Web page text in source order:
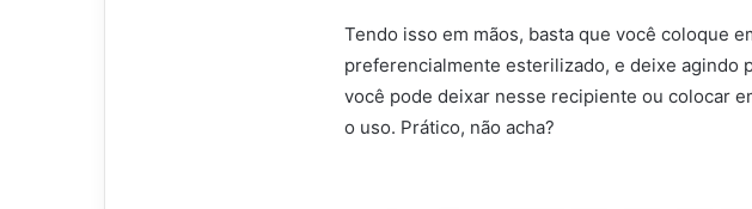
Tendo isso em mãos, basta que você coloque
preferencialmente esterilizado, e deixe agindo
você pode deixar nesse recipiente ou colocar
o uso. Prático, não acha?